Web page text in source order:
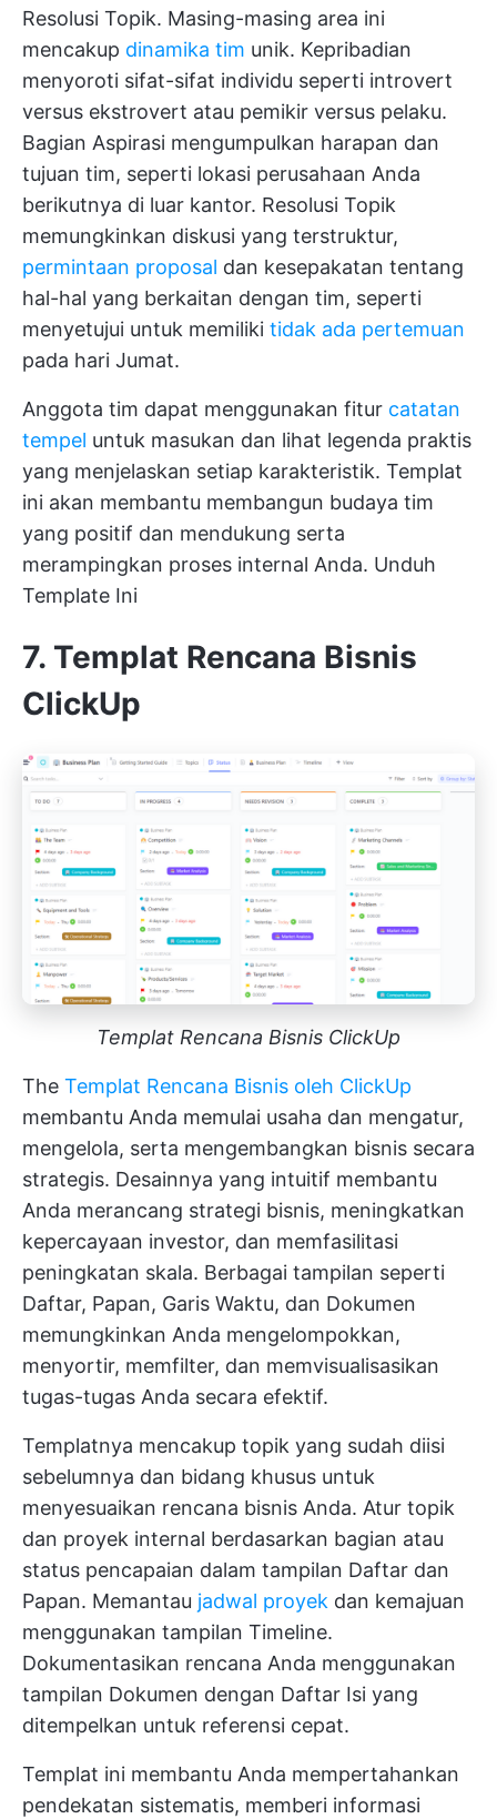
Resolusi Topik. Masing-masing area ini
mencakup dinamika tim unik. Kepribadian
menyoroti sifat-sifat individu seperti introvert
versus ekstrovert atau pemikir versus pelaku.
Bagian Aspirasi mengumpulkan harapan dan
tujuan tim, seperti lokasi perusahaan Anda
berikutnya di luar kantor. Resolusi Topik
memungkinkan diskusi yang terstruktur,
permintaan proposal dan kesepakatan tentang
hal-hal yang berkaitan dengan tim, seperti
menyetujui untuk memiliki tidak ada pertemuan
pada hari Jumat.
Anggota tim dapat menggunakan fitur catatan
tempel untuk masukan dan lihat legenda praktis
yang menjelaskan setiap karakteristik. Templat
ini akan membantu membangun budaya tim
yang positif dan mendukung serta
merampingkan proses internal Anda. Unduh
Template Ini
7. Templat Rencana Bisnis
ClickUp
Templat Rencana Bisnis ClickUp
The Templat Rencana Bisnis oleh ClickUp
membantu Anda memulai usaha dan mengatur,
mengelola, serta mengembangkan bisnis secara
strategis. Desainnya yang intuitif membantu
Anda merancang strategi bisnis, meningkatkan
kepercayaan investor, dan memfasilitasi
peningkatan skala. Berbagai tampilan seperti
Daftar, Papan, Garis Waktu, dan Dokumen
memungkinkan Anda mengelompokkan,
menyortir, memfilter, dan memvisualisasikan
tugas-tugas Anda secara efektif.
Templatnya mencakup topik yang sudah diisi
sebelumnya dan bidang khusus untuk
menyesuaikan rencana bisnis Anda. Atur topik
dan proyek internal berdasarkan bagian atau
status pencapaian dalam tampilan Daftar dan
Papan. Memantau jadwal proyek dan kemajuan
menggunakan tampilan Timeline.
Dokumentasikan rencana Anda menggunakan
tampilan Dokumen dengan Daftar Isi yang
ditempelkan untuk referensi cepat.
Templat ini membantu Anda mempertahankan
pendekatan sistematis, memberi informasi